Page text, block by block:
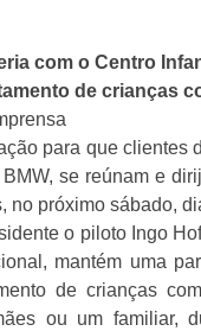
com o Centro
de crianças
para que clientes
se reúnam e
no próximo sábado,
o piloto Ingo
mantém uma
de crianças
ou um familiar,